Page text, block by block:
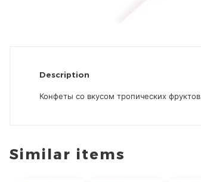
Description
Конфеты со вкусом тропических фруктов.
Similar items